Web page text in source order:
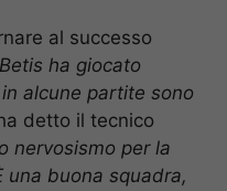
al successo
ha giocato
alcune partite sono
detto il tecnico
nervosismo per la
buona squadra,